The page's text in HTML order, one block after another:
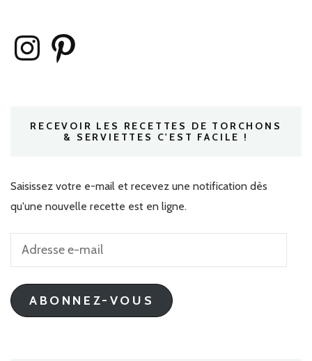
InstagramPinterest
RECEVOIR LES RECETTES DE TORCHONS
& SERVIETTES C'EST FACILE !
Saisissez votre e-mail et recevez une notification dès
qu'une nouvelle recette est en ligne.
Adresse
mail
ABONNEZ-VOUS